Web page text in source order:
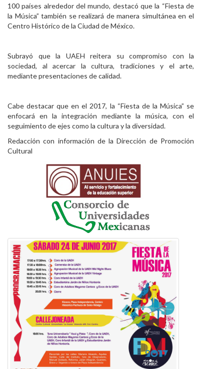
100 países alrededor del mundo, destacó que la “Fiesta de
la Música” también se realizará de manera simultánea en el
Centro Histórico de la Ciudad de México.
Subrayó que la UAEH reitera su compromiso con la
sociedad, al acercar la cultura, tradiciones y el arte,
mediante presentaciones de calidad.
Cabe destacar que en el 2017, la “Fiesta de la Música” se
enfocará en la integración mediante la música, con el
seguimiento de ejes como la cultura y la diversidad.
Redacción con información de la Dirección de Promoción
Cultural